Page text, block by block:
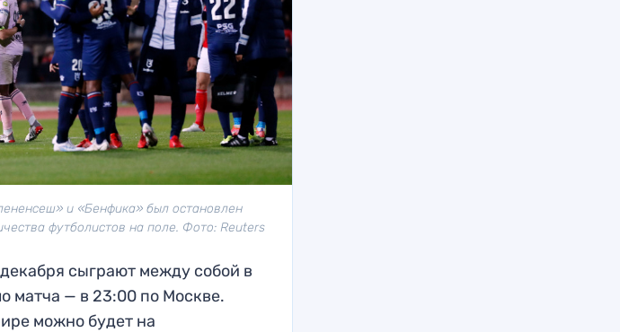
и «Бенфика» был остановлен
футболистов на поле. Фото: Reuters
сыграют между собой в
матча — в 23:00 по Москве.
можно будет на